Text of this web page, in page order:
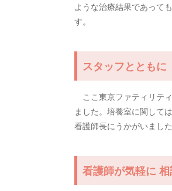
ような治療結果であって
す。
スタッフとともに
ここ東京ファティリテ
ました。培養室に関し
看護師長にうかがいました
看護師が気軽に